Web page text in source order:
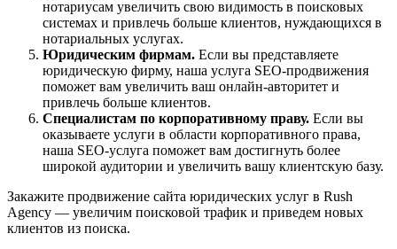
нотариусам увеличить свою видимость в поисковых
системах и привлечь больше клиентов, нуждающихся в
нотариальных услугах.
Юридическим фирмам. Если вы представляете
юридическую фирму, наша услуга SEO-продвижения
поможет вам увеличить ваш онлайн-авторитет и
привлечь больше клиентов.
Специалистам по корпоративному праву. Если вы
оказываете услуги в области корпоративного права,
наша SEO-услуга поможет вам достигнуть более
широкой аудитории и увеличить вашу клиентскую базу.
Закажите продвижение сайта юридических услуг в Rush
Agency — увеличим поисковой трафик и приведем новых
клиентов из поиска.